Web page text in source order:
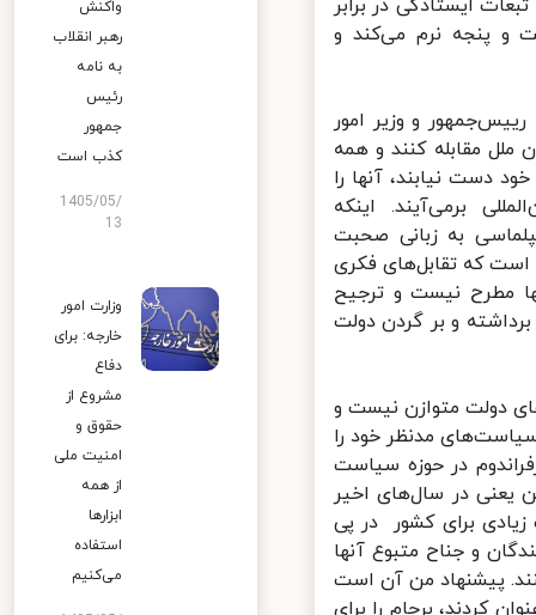
ایستادگی در برابر
پنجه نرم می‌کند و
و وزیر امور
ملل مقابله کنند و همه
دست نیابند، آنها را
برمی‌آیند. اینکه
به زبانی صحبت
که تقابل‌های فکری
مطرح نیست و ترجیح
و بر گردن دولت
دولت متوازن نیست و
مدنظر خود را
در حوزه سیاست
یعنی در سال‌های اخیر
برای کشور در پی
و جناح متبوع آنها
پیشنهاد من آن است
برجام را برای
واکنش
رهبر انقلاب
به نامه
رئیس
جمهور
کذب است
1405/05/
13
وزارت امور
خارجه: برای
دفاع
مشروع از
حقوق و
امنیت ملی
از همه
ابزارها
استفاده
می‌کنیم